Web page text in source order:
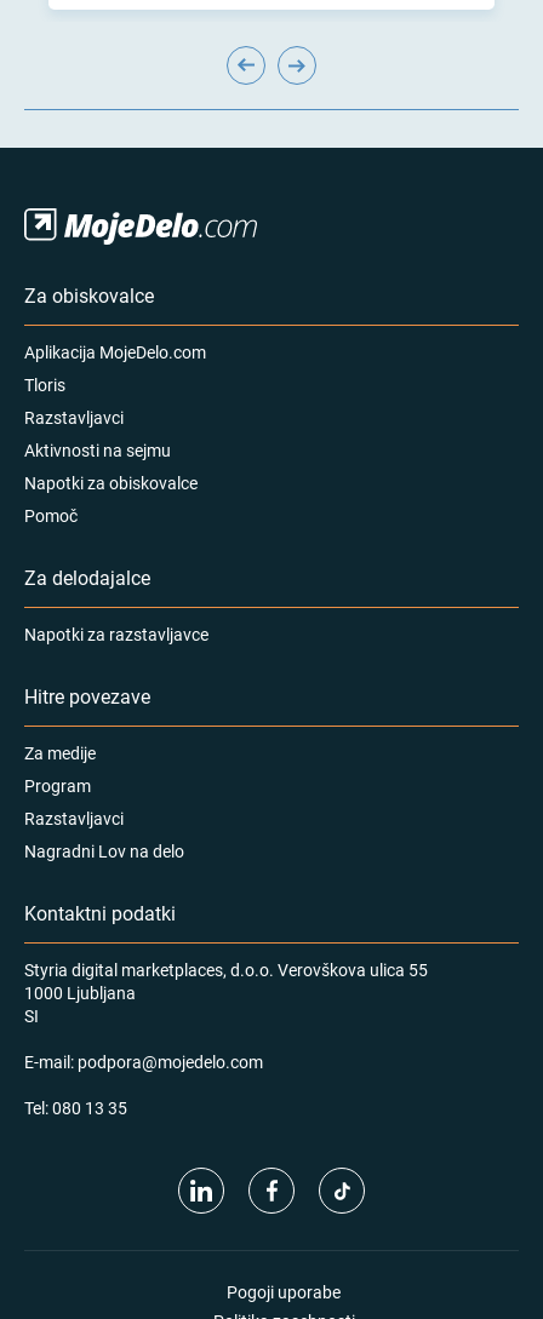
Za obiskovalce
Aplikacija MojeDelo.com
Tloris
Razstavljavci
Aktivnosti na sejmu
Napotki za obiskovalce
Pomoč
Za delodajalce
Napotki za razstavljavce
Hitre povezave
Za medije
Program
Razstavljavci
Nagradni Lov na delo
Kontaktni podatki
Styria digital marketplaces, d.o.o. Verovškova ulica 55
1000 Ljubljana
SI
E-mail: podpora@mojedelo.com
Tel:080 13 35
Pogoji uporabe